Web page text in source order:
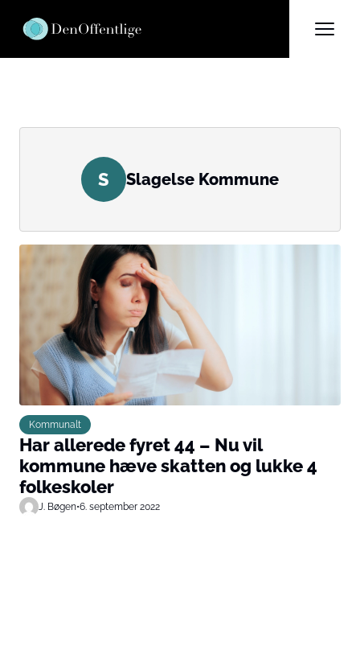
S Slagelse Kommune
Kommunalt
Har allerede fyret 44 – Nu vil
kommune hæve skatten og lukke 4
folkeskoler
J. Bøgen•6. september 2022